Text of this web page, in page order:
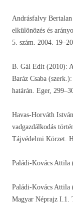
Andrásfalvy
elkülönözés és
5. szám. 2004.
B. Gál Edit (2010):
Baráz Csaba
határán. Eger,
Havas-Horváth
vadgazdálkodás
Tájvédelmi Körzet.
Paládi-Kovács Attila
Paládi-Kovács Attila
Magyar Néprajz I.1.